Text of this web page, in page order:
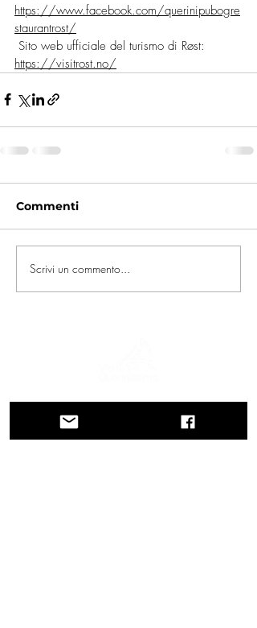
https://www.facebook.com/querinipubogre
staurantrost/
Sito web ufficiale del turismo di Røst:
https://visitrost.no/
Commenti
Scrivi un commento...
Un viaggio tra storia, culture e paesaggi
mozzafiato La Via Querinissima ripercorre
lo straordinario viaggio quattrocentesco